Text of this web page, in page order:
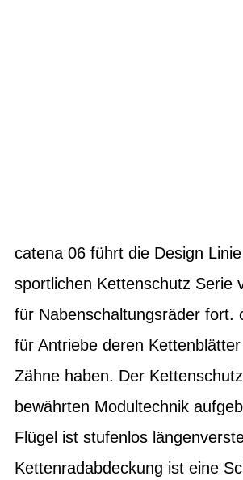
catena 06 führt die Design
sportlichen Kettenschutz Serie
für Nabenschaltungsräder fort.
für Antriebe deren
Zähne haben. Der
bewährten Modultechnik
Flügel ist stufenlos
Kettenradabdeckung ist eine